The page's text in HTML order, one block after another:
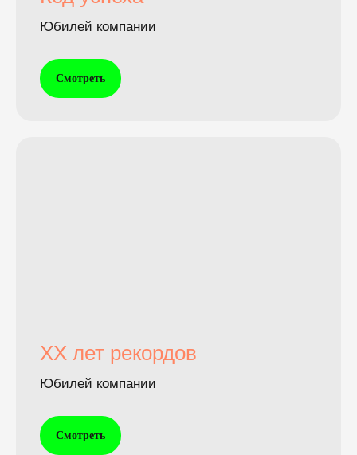
Юбилей компании
Смотреть
XX лет рекордов
Юбилей компании
Смотреть